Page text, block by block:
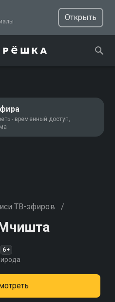
и сериалы
Открыть
- временный доступ,
ТВ-эфиров /
6+